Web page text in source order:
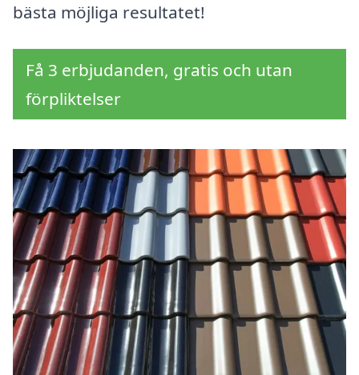
bästa möjliga resultatet!
Få 3 erbjudanden, gratis och utan
förpliktelser